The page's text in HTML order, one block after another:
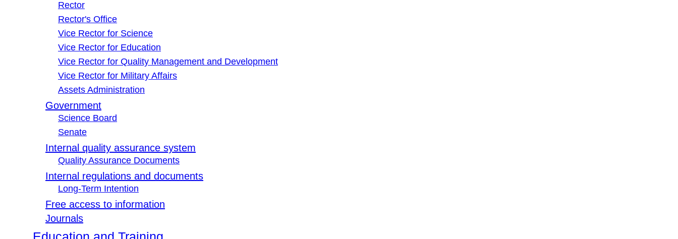
Rector
Rector's Office
Vice Rector for Science
Vice Rector for Education
Vice Rector for Quality Management and Development
Vice Rector for Military Affairs
Assets Administration
Government
Science Board
Senate
Internal quality assurance system
Quality Assurance Documents
Internal regulations and documents
Long-Term Intention
Free access to information
Journals